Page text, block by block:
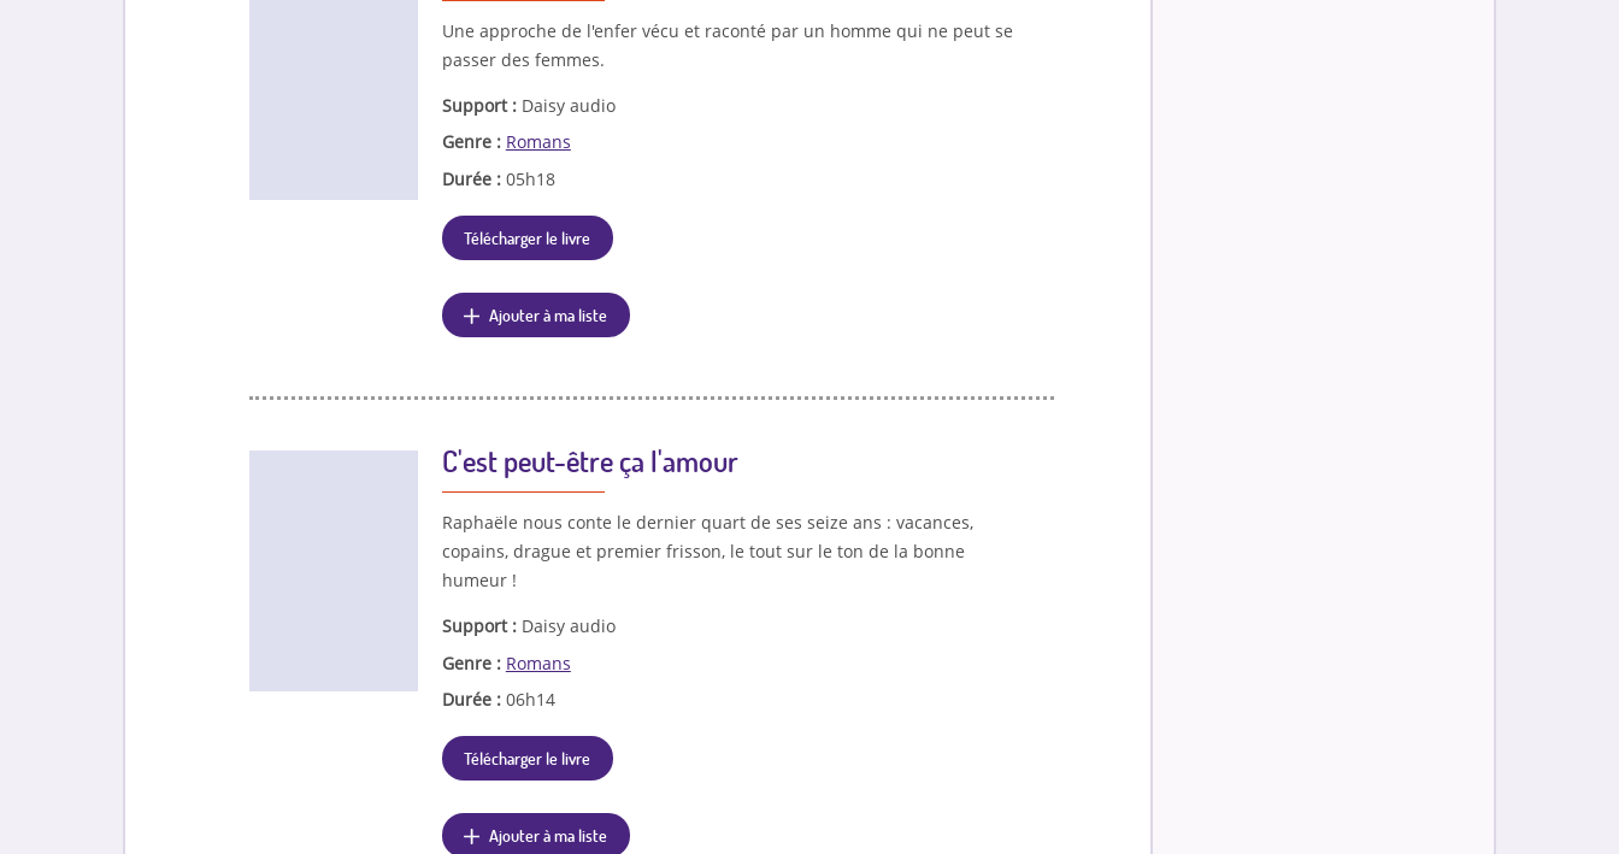
Une approche de l'enfer vécu et raconté par un homme qui ne peut se
passer des femmes.
Support : Daisy audio
Genre : Romans
Durée : 05h18
Télécharger le livre
Ajouter à ma liste
C'est peut-être ça l'amour
Raphaële nous conte le dernier quart de ses seize ans : vacances,
copains, drague et premier frisson, le tout sur le ton de la bonne
humeur !
Support : Daisy audio
Genre : Romans
Durée : 06h14
Télécharger le livre
Ajouter à ma liste